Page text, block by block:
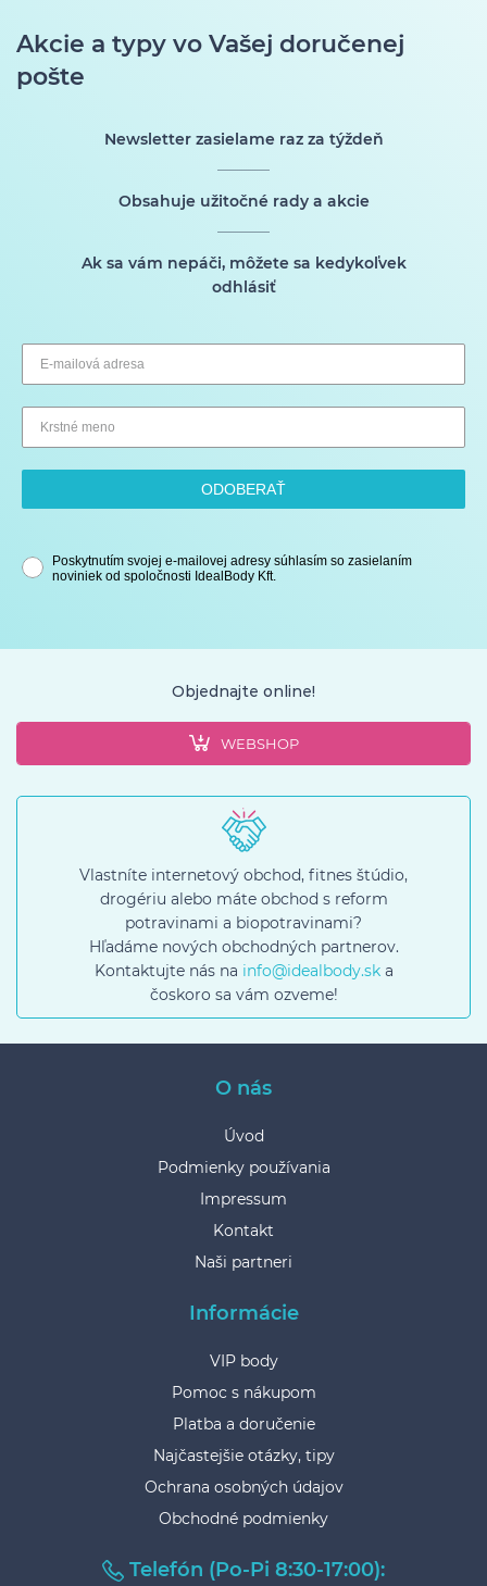
Akcie a typy vo Vašej doručenej
pošte
Newsletter zasielame raz za týždeň
Obsahuje užitočné rady a akcie
Ak sa vám nepáči, môžete sa kedykoľvek
odhlásiť
ODOBERAŤ
Poskytnutím svojej e-mailovej adresy súhlasím so zasielaním
noviniek od spoločnosti IdealBody Kft.
Objednajte online!
WEBSHOP
Vlastníte internetový obchod, fitnes štúdio,
drogériu alebo máte obchod s reform
potravinami a biopotravinami?
Hľadáme nových obchodných partnerov.
Kontaktujte nás na info@idealbody.ska
čoskoro sa vám ozveme!
O nás
Úvod
Podmienky používania
Impressum
Kontakt
Naši partneri
Informácie
VIP body
Pomoc s nákupom
Platba a doručenie
Najčastejšie otázky, tipy
Ochrana osobných údajov
Obchodné podmienky
Telefón (Po-Pi 8:30-17:00):